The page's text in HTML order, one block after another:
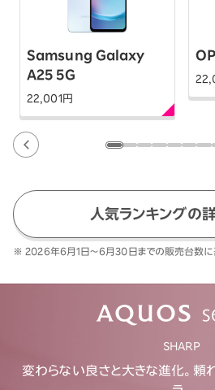
Samsung Galaxy
A25 5G
22,001 円
人気ランキングの
※ 2026年6月1日～6月30日までの販売台数に
SHARP
変わらない良さと大きな進化。頼